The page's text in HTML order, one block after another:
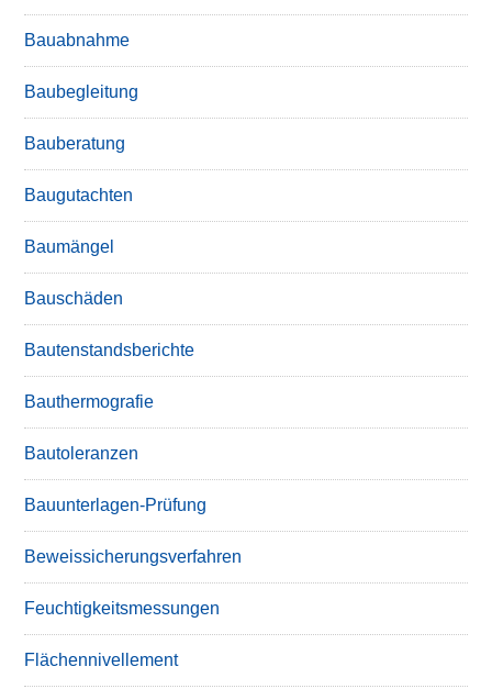
Bauabnahme
Baubegleitung
Bauberatung
Baugutachten
Baumängel
Bauschäden
Bautenstandsberichte
Bauthermografie
Bautoleranzen
Bauunterlagen-Prüfung
Beweissicherungsverfahren
Feuchtigkeitsmessungen
Flächennivellement